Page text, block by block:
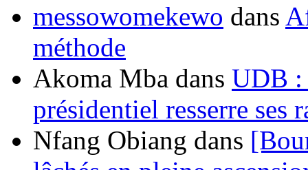
messowomekewo dans
méthode
Akoma Mba dans UDB :
présidentiel resserre ses
Nfang Obiang dans